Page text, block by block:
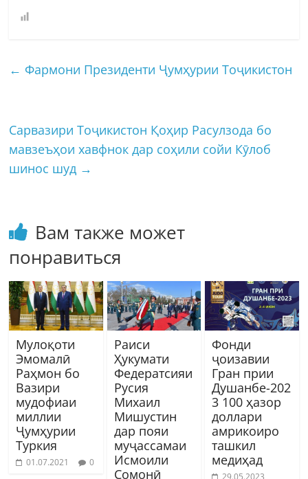
← Фармони Президенти Ҷумҳурии Тоҷикистон
Сарвазири Тоҷикистон Қоҳир Расулзода бо
мавзеъҳои хавфнок дар соҳили сойи Кӯлоб
шинос шуд →
Вам также может
понравиться
Мулоқоти
Эмомалӣ
Раҳмон бо
Вазири
мудофиаи
миллии
Ҷумҳурии
Туркия
01.07.2021 0
Раиси
Ҳукумати
Федератсияи
Русия
Михаил
Мишустин
дар пояи
муҷассамаи
Исмоили
Сомонӣ
Фонди
ҷоизавии
Гран прии
Душанбе-202
3 100 ҳазор
доллари
амрикоиро
ташкил
медиҳад
29.05.2023